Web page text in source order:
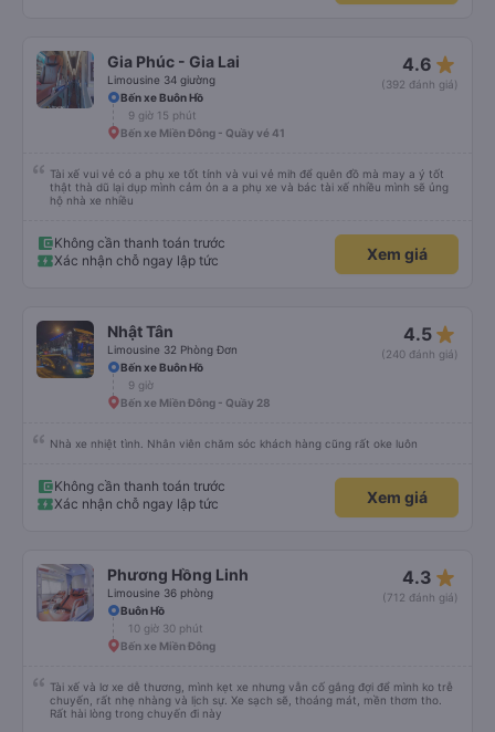
Gia Phúc - Gia Lai
Limousine 34 giường
4.6 star_rate
(392 đánh giá)
Bến xe Buôn Hồ
9 giờ 15 phút
Bến xe Miền Đông - Quầy vé 41
Tài xế vui vẻ có a phụ xe tốt tính và vui vẻ mih để quên đồ mà may a ý tốt
thật thà dũ lại dụp mình cảm ỏn a a phụ xe và bác tài xế nhiều mình sẽ ủng
hộ nhà xe nhiều
Không cần thanh toán trước
Xác nhận chỗ ngay lập tức
Xem giá
Nhật Tân
Limousine 32 Phòng Đơn
4.5 star_rate
(240 đánh giá)
Bến xe Buôn Hồ
9 giờ
Bến xe Miền Đông - Quầy 28
Nhà xe nhiệt tình. Nhân viên chăm sóc khách hàng cũng rất oke luôn
Không cần thanh toán trước
Xác nhận chỗ ngay lập tức
Xem giá
Phương Hồng Linh
Limousine 36 phòng
4.3 star_rate
(712 đánh giá)
Buôn Hồ
10 giờ 30 phút
Bến xe Miền Đông
Tài xế và lơ xe dễ thương, mình kẹt xe nhưng vẫn cố gắng đợi để mình ko trễ
chuyến, rất nhẹ nhàng và lịch sự. Xe sạch sẽ, thoáng mát, mền thơm tho.
Rất hài lòng trong chuyến đi này